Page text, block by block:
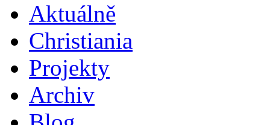
Aktuálně
Christiania
Projekty
Archiv